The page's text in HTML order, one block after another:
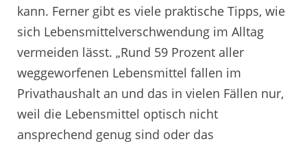
kann. Ferner gibt es viele praktische Tipps, wie
sich Lebensmittelverschwendung im Alltag
vermeiden lässt. „Rund 59 Prozent aller
weggeworfenen Lebensmittel fallen im
Privathaushalt an und das in vielen Fällen nur,
weil die Lebensmittel optisch nicht
ansprechend genug sind oder das